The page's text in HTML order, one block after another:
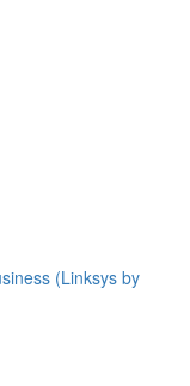
(Linksys by